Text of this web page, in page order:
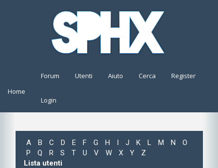
Home
Forum Utenti Aiuto Cerca Register
Login
A B C D E F G H I J K L M N
O
P
Q R S T U V W X Y
Z
Lista utenti